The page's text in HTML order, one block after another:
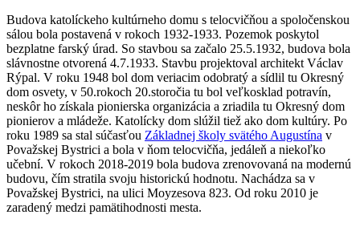
Budova katolíckeho kultúrneho domu s telocvičňou a spoločenskou
sálou bola postavená v rokoch 1932-1933. Pozemok poskytol
bezplatne farský úrad. So stavbou sa začalo 25.5.1932, budova bola
slávnostne otvorená 4.7.1933. Stavbu projektoval architekt Václav
Rýpal. V roku 1948 bol dom veriacim odobratý a sídlil tu Okresný
dom osvety, v 50.rokoch 20.storočia tu bol veľkosklad potravín,
neskôr ho získala pionierska organizácia a zriadila tu Okresný dom
pionierov a mládeže. Katolícky dom slúžil tiež ako dom kultúry. Po
roku 1989 sa stal súčasťou Základnej školy svätého Augustína v
Považskej Bystrici a bola v ňom telocvičňa, jedáleň a niekoľko
učební. V rokoch 2018-2019 bola budova zrenovovaná na modernú
budovu, čím stratila svoju historickú hodnotu. Nachádza sa v
Považskej Bystrici, na ulici Moyzesova 823. Od roku 2010 je
zaradený medzi pamätihodnosti mesta.